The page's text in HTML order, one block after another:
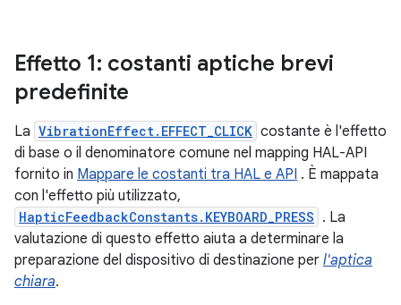
Effetto 1: costanti aptiche brevi
predefinite
La VibrationEffect.EFFECT_CLICK costante è l'effetto
di base o il denominatore comune nel mapping HAL-API
fornito in Mappare le costanti tra HAL e API . È mappata
con l'effetto più utilizzato,
HapticFeedbackConstants.KEYBOARD_PRESS . La
valutazione di questo effetto aiuta a determinare la
preparazione del dispositivo di destinazione per l'aptica
chiara.